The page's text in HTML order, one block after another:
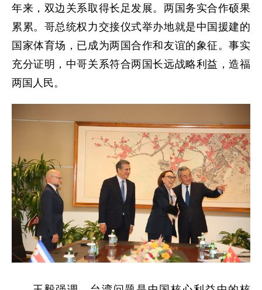
年来，双边关系取得长足发展。两国务实合作硕果
累累。哥总统权力交接仪式举办地就是中国援建的
国家体育场，已成为两国合作和友谊的象征。事实
充分证明，中哥关系符合两国长远战略利益，造福
两国人民。